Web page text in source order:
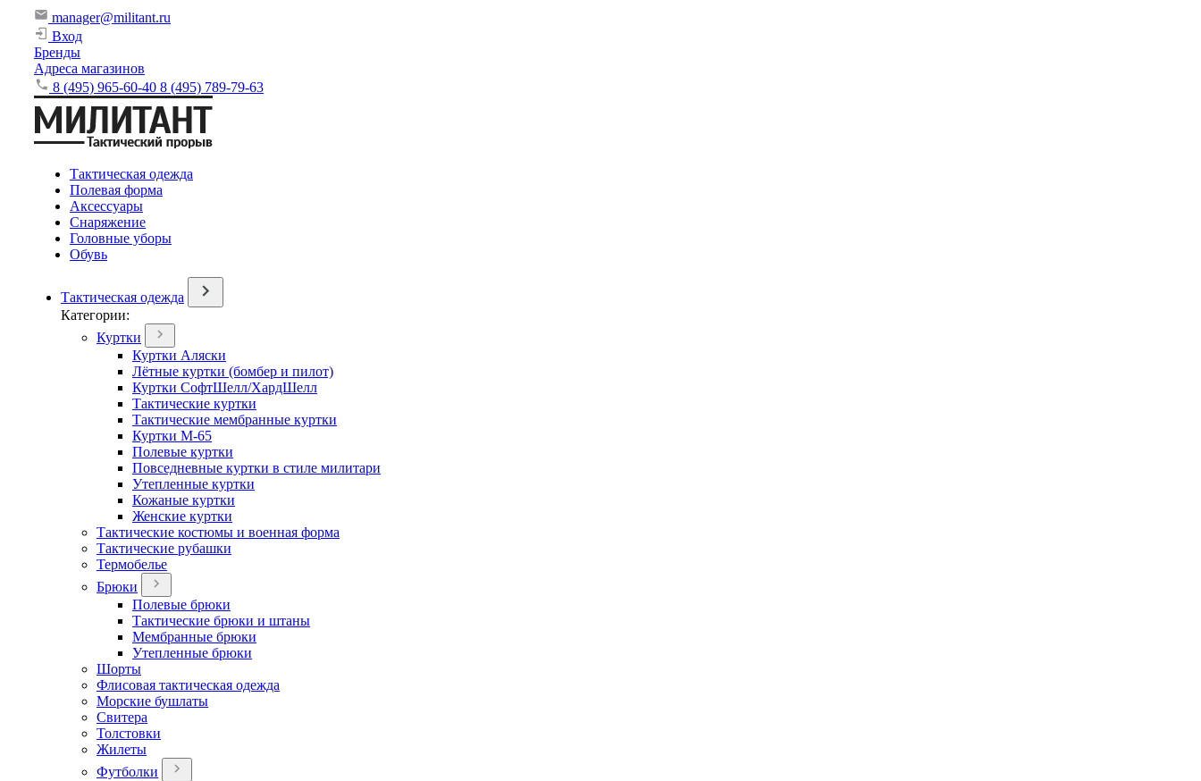
manager@militant.ru
Вход
Бренды
Адреса магазинов
8 (495) 965-60-40 8 (495) 789-79-63
Тактическая одежда
Полевая форма
Аксессуары
Снаряжение
Головные уборы
Обувь
Тактическая одежда
Категории:
Куртки
Куртки Аляски
Лётные куртки (бомбер и пилот)
Куртки СофтШелл/ХардШелл
Тактические куртки
Тактические мембранные куртки
Куртки М-65
Полевые куртки
Повседневные куртки в стиле милитари
Утепленные куртки
Кожаные куртки
Женские куртки
Тактические костюмы и военная форма
Тактические рубашки
Термобелье
Брюки
Полевые брюки
Тактические брюки и штаны
Мембранные брюки
Утепленные брюки
Шорты
Флисовая тактическая одежда
Морские бушлаты
Свитера
Толстовки
Жилеты
Футболки